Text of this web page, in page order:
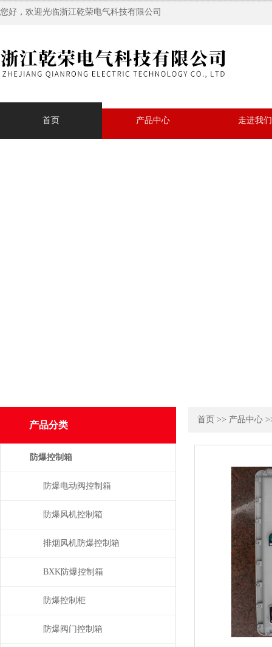
您好，欢迎光临浙江乾荣电气科技有限公司
首页 产品中心 走进我们
首页 >> 产品中心
产品分类
防爆控制箱
防爆电动阀控制箱
防爆风机控制箱
排烟风机防爆控制箱
BXK防爆控制箱
防爆控制柜
防爆阀门控制箱